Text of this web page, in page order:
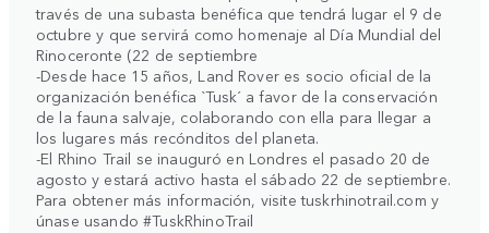
través de una subasta benéfica que tendrá lugar el 9 de
octubre y que servirá como homenaje al Día Mundial del
Rinoceronte (22 de septiembre
-Desde hace 15 años, Land Rover es socio oficial de la
organización benéfica `Tusk´ a favor de la conservación
de la fauna salvaje, colaborando con ella para llegar a
los lugares más recónditos del planeta.
-El Rhino Trail se inauguró en Londres el pasado 20 de
agosto y estará activo hasta el sábado 22 de septiembre.
Para obtener más información, visite tuskrhinotrail.com y
únase usando #TuskRhinoTrail